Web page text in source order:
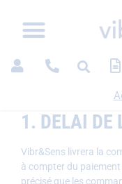
1. DELAI DE
Vibr&Sens livrera la
à compter du
précisé que les